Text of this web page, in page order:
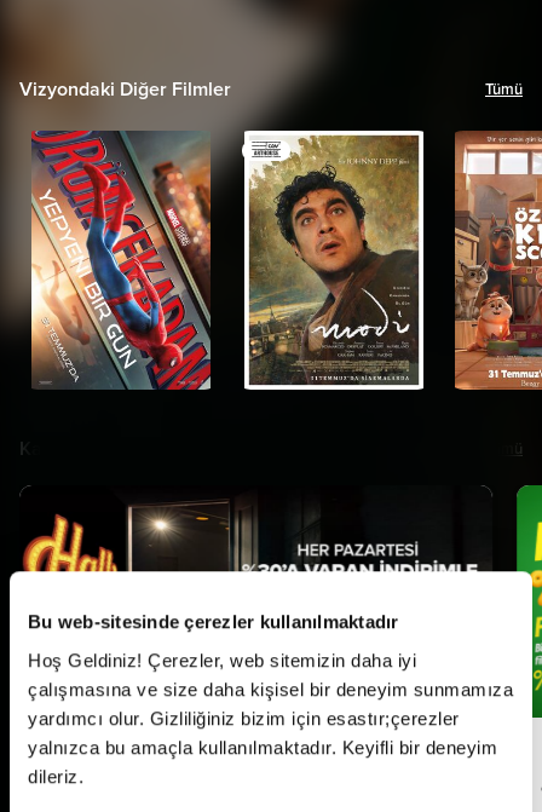
Bu web-sitesinde çerezler kullanılmaktadır
Hoş Geldiniz! Çerezler, web sitemizin daha iyi
çalışmasına ve size daha kişisel bir deneyim sunmamıza
yardımcı olur. Gizliliğiniz bizim için esastır;çerezler
yalnızca bu amaçla kullanılmaktadır. Keyifli bir deneyim
dileriz.
Vizyondaki Diğer Filmler Tümü
Kampanyalar Tümü
Her Pazartesi Halk Günü!